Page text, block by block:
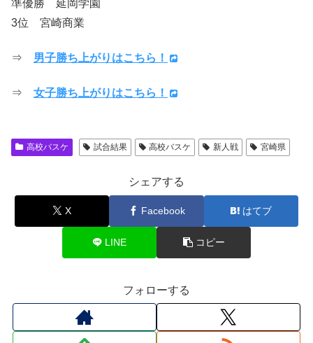
準優勝 延岡学園
3位 宮崎商業
⇒ 男子勝ち上がりはこちら！
⇒ 女子勝ち上がりはこちら！
高校バスケ 試合結果 高校バスケ 新人戦 宮崎県
シェアする
X Facebook はてブ
LINE コピー
フォローする